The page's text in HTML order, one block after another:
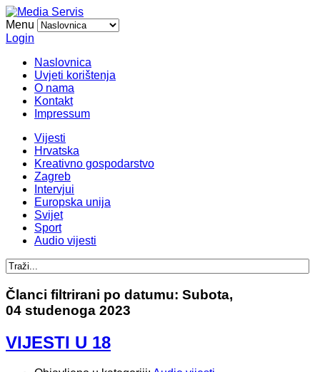
Menu
Login
Naslovnica
Uvjeti korištenja
O nama
Kontakt
Impressum
Vijesti
Hrvatska
Kreativno gospodarstvo
Zagreb
Intervjui
Europska unija
Svijet
Sport
Audio vijesti
Članci filtrirani po datumu: Subota,
04 studenoga 2023
VIJESTI U 18